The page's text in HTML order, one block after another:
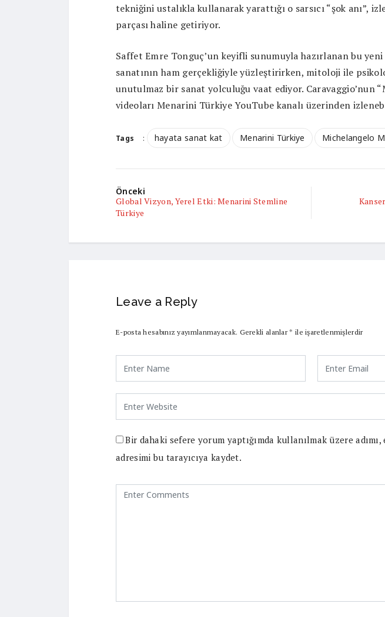
tekniğini ustalıkla kullanarak yarattığı o sarsıcı “şok anı”,
parçası haline getiriyor.
Saffet Emre Tonguç’un keyifli sunumuyla hazırlanan bu
sanatının ham gerçekliğiyle yüzleştirirken, mitoloji ile
unutulmaz bir sanat yolculuğu vaat ediyor. Caravaggio’nun
videoları Menarini Türkiye YouTube kanalı üzerinden
Tags : hayata sanat kat Menarini Türkiye Michelangelo
Önceki
Global Vizyon, Yerel Etki: Menarini Stemline
Türkiye
Leave a Reply
E-posta hesabınız yayımlanmayacak. Gerekli alanlar* ile işaretlenmişlerdir
Bir dahaki sefere yorum yaptığımda kullanılmak üzere
adresimi bu tarayıcıya kaydet.